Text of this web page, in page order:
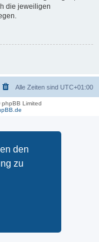
den
zu
die jeweiligen
Alle Zeiten sind UTC+01:00
Limited